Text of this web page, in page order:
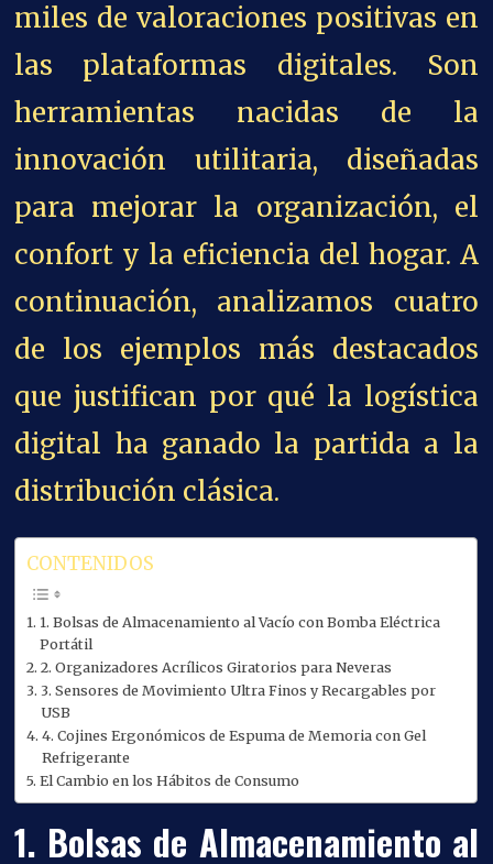
miles de valoraciones positivas en
las plataformas digitales. Son
herramientas nacidas de la
innovación utilitaria, diseñadas
para mejorar la organización, el
confort y la eficiencia del hogar. A
continuación, analizamos cuatro
de los ejemplos más destacados
que justifican por qué la logística
digital ha ganado la partida a la
distribución clásica.
CONTENIDOS
1. Bolsas de Almacenamiento al Vacío con Bomba Eléctrica
Portátil
2. Organizadores Acrílicos Giratorios para Neveras
3. Sensores de Movimiento Ultra Finos y Recargables por
USB
4. Cojines Ergonómicos de Espuma de Memoria con Gel
Refrigerante
El Cambio en los Hábitos de Consumo
1. Bolsas de Almacenamiento al